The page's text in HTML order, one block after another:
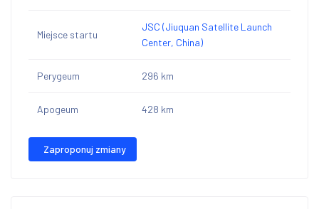
Miejsce startu
JSC (Jiuquan Satellite Launch
Center, China)
Perygeum 296 km
Apogeum 428 km
Zaproponuj zmiany